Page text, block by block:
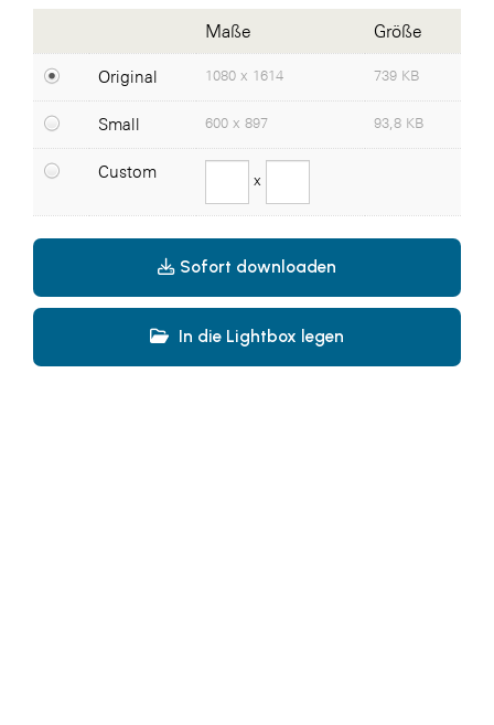
PAGRO
Primark
Salesforce
sebamed
SeneCura
SERVICE&MORE
SPIEGLTEC
STIHL Tirol
Maße Größe
Original 1080 x 1614 739 KB
Small 600 x 897 93,8 KB
Custom x
Sofort downloaden
In die Lightbox legen